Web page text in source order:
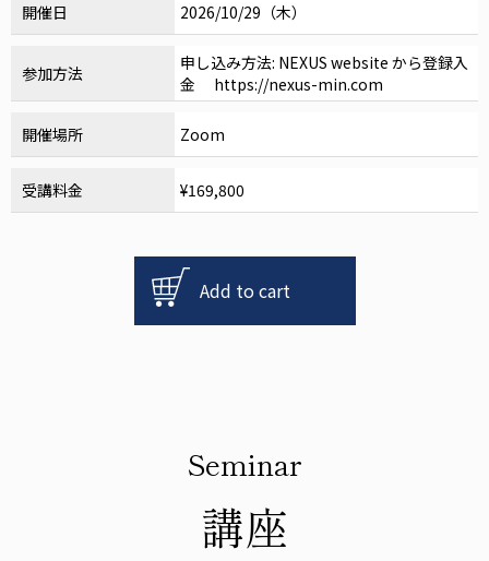
開催日 2026/10/29（木）
参加方法
申し込み方法: NEXUS website から登録入
金 https://nexus-min.com
開催場所 Zoom
受講料金 ¥169,800
Add to cart
Seminar
講座